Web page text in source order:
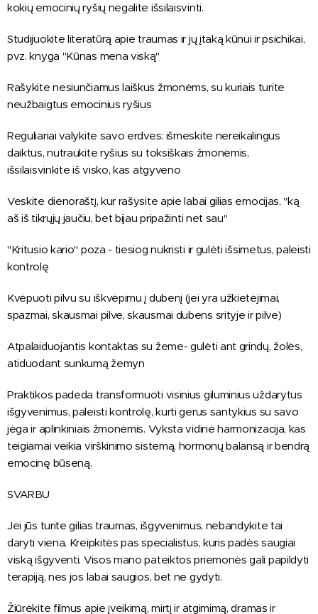
kokių emocinių ryšių negalite išsilaisvinti.
Studijuokite literatūrą apie traumas ir jų įtaką kūnui ir psichikai,
pvz. knyga "Kūnas mena viską"
Rašykite nesiunčiamus laiškus žmonėms, su kuriais turite
neužbaigtus emocinius ryšius
Reguliariai valykite savo erdves: išmeskite nereikalingus
daiktus, nutraukite ryšius su toksiškais žmonėmis,
išsilaisvinkite iš visko, kas atgyveno
Veskite dienoraštį, kur rašysite apie labai gilias emocijas, "ką
aš iš tikrųjų jaučiu, bet bijau pripažinti net sau"
"Kritusio kario" poza - tiesiog nukristi ir gulėti išsimetus, paleisti
kontrolę
Kvėpuoti pilvu su iškvėpimu į dubenį (jei yra užkietėjimai,
spazmai, skausmai pilve, skausmai dubens srityje ir pilve)
Atpalaiduojantis kontaktas su žeme- gulėti ant grindų, žolės,
atiduodant sunkumą žemyn
Praktikos padeda transformuoti visinius giluminius uždarytus
išgyvenimus, paleisti kontrolę, kurti gerus santykius su savo
jėga ir aplinkiniais žmonėmis. Vyksta vidinė harmonizacija, kas
teigiamai veikia virškinimo sistemą, hormonų balansą ir bendrą
emocinę būseną.
SVARBU
Jei jūs turite gilias traumas, išgyvenimus, nebandykite tai
daryti viena. Kreipkitės pas specialistus, kuris padės saugiai
viską išgyventi. Visos mano pateiktos priemonės gali papildyti
terapiją, nes jos labai saugios, bet ne gydyti.
Žiūrėkite filmus apie įveikimą, mirtį ir atgimimą, dramas ir